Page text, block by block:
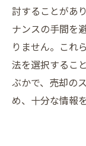
討することがあ
ナンスの手間を
りません。これ
法を選択するこ
ぶかで、売却の
め、十分な情報